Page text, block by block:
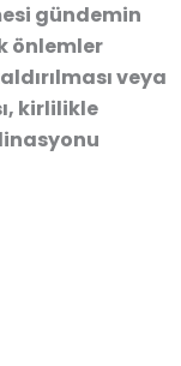
gündemin
önlemler
veya
kirlilikle